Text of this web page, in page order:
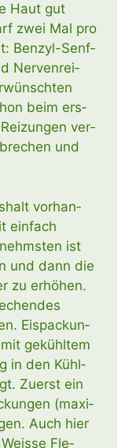
Haut gut
zwei Mal pro
Ben­­zyl-Senf­­
Ner­ven­rei­
beim ers­
ver­
und
vor­han­
ein­fach
ist
und dann die
zu erhö­hen.
Eis­pa­ckun­
gekühl­tem
in den Kühl­
Zuerst ein
(maxi­
Auch hier
Fle­